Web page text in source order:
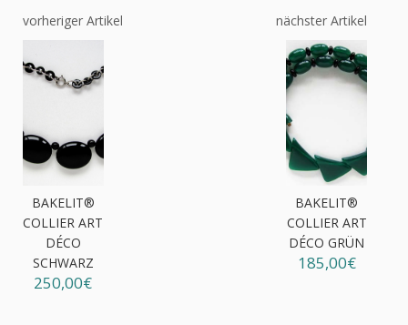
vorheriger Artikel
BAKELIT®
COLLIER ART
DÉCO
SCHWARZ
250,00€
nächster Artikel
BAKELIT®
COLLIER ART
DÉCO GRÜN
185,00€